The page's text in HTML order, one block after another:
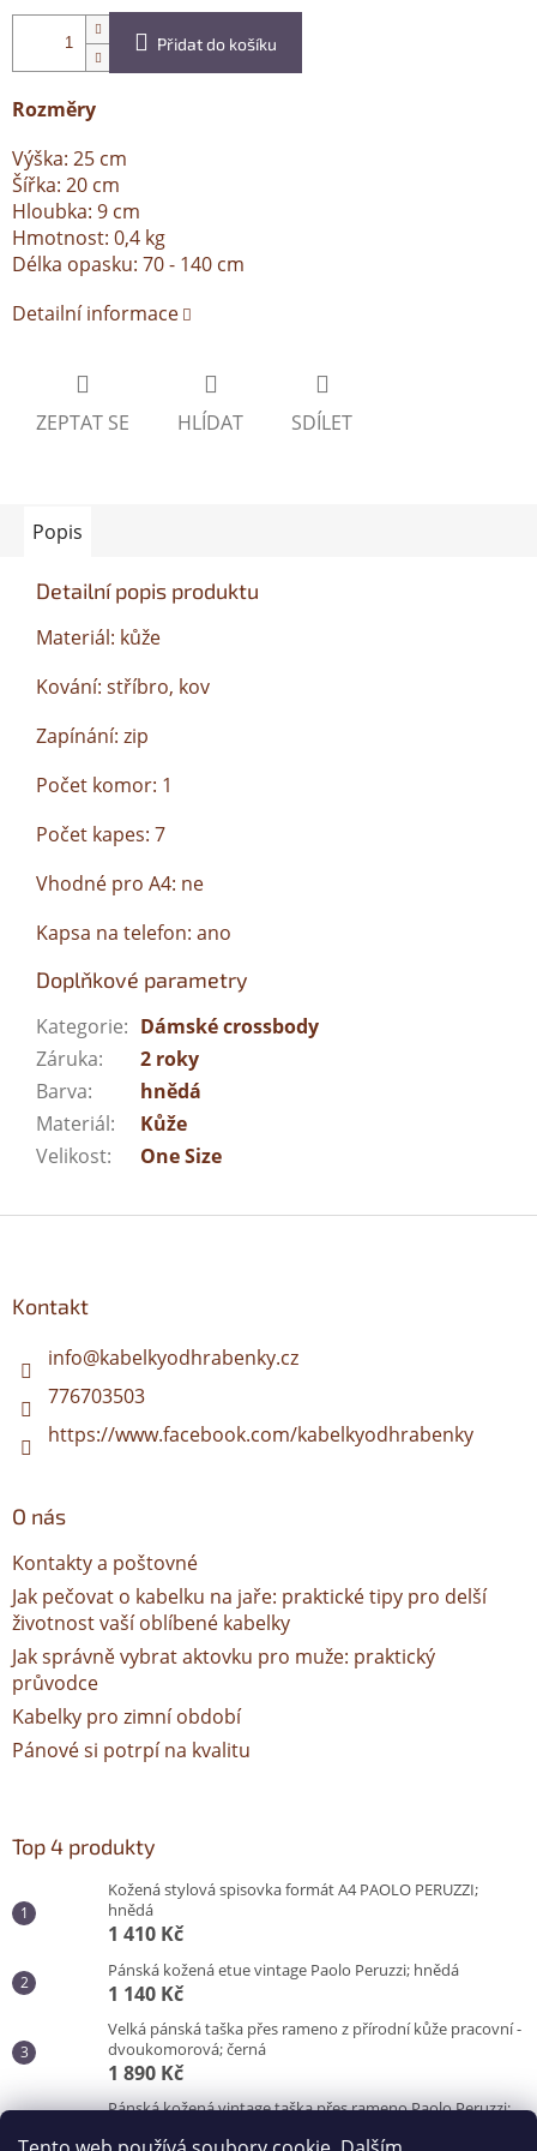
Přidat do košíku
Rozměry
Výška: 25 cm
Šířka: 20 cm
Hloubka: 9 cm
Hmotnost: 0,4 kg
Délka opasku: 70 - 140 cm
Detailní informace
ZEPTAT SE HLÍDAT SDÍLET
Popis
Detailní popis produktu
Materiál: kůže
Kování: stříbro, kov
Zapínání: zip
Počet komor: 1
Počet kapes: 7
Vhodné pro A4: ne
Kapsa na telefon: ano
Doplňkové parametry
Kategorie: Dámské crossbody
Záruka:
2 roky
Barva:
hnědá
Materiál:
Kůže
Velikost: One Size
Kontakt
info@kabelkyodhrabenky.cz
776703503
https://www.facebook.com/kabelkyodhrabenky
O nás
Kontakty a poštovné
Jak pečovat o kabelku na jaře: praktické tipy pro delší
životnost vaší oblíbené kabelky
Jak správně vybrat aktovku pro muže: praktický
průvodce
Kabelky pro zimní období
Pánové si potrpí na kvalitu
Top 4 produkty
Kožená stylová spisovka formát A4 PAOLO PERUZZI;
hnědá
1 410 Kč
Pánská kožená etue vintage Paolo Peruzzi; hnědá
1 140 Kč
Velká pánská taška přes rameno z přírodní kůže pracovní -
dvoukomorová; černá
1 890 Kč
Pánská kožená vintage taška přes rameno Paolo Peruzzi;